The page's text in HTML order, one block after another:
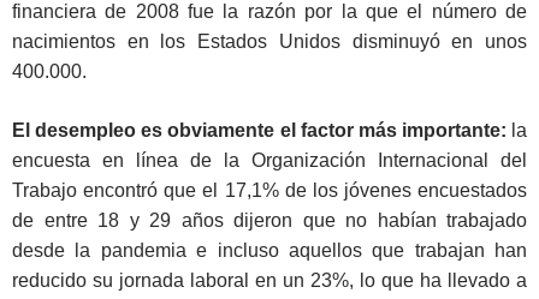
financiera de 2008 fue la razón por la que el número de
nacimientos en los Estados Unidos disminuyó en unos
400.000.
El desempleo es obviamente el factor más importante: la
encuesta en línea de la Organización Internacional del
Trabajo encontró que el 17,1% de los jóvenes encuestados
de entre 18 y 29 años dijeron que no habían trabajado
desde la pandemia e incluso aquellos que trabajan han
reducido su jornada laboral en un 23%, lo que ha llevado a